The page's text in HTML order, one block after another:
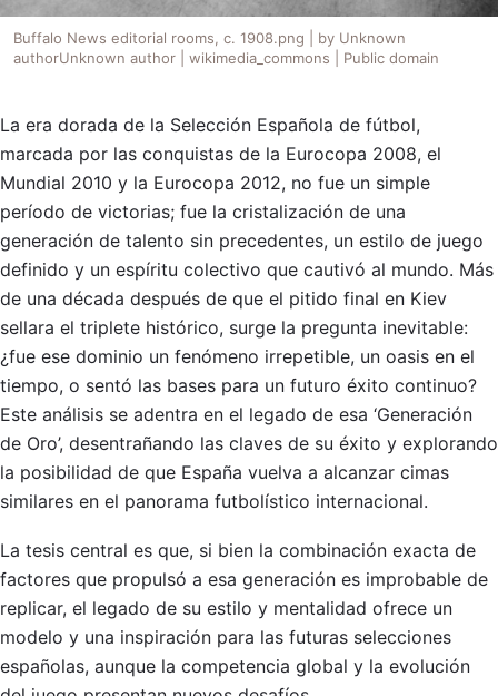
Buffalo News editorial rooms, c. 1908.png | by Unknown
authorUnknown author | wikimedia_commons | Public domain
La era dorada de la Selección Española de fútbol,
marcada por las conquistas de la Eurocopa 2008, el
Mundial 2010 y la Eurocopa 2012, no fue un simple
período de victorias; fue la cristalización de una
generación de talento sin precedentes, un estilo de juego
definido y un espíritu colectivo que cautivó al mundo. Más
de una década después de que el pitido final en Kiev
sellara el triplete histórico, surge la pregunta inevitable:
¿fue ese dominio un fenómeno irrepetible, un oasis en el
tiempo, o sentó las bases para un futuro éxito continuo?
Este análisis se adentra en el legado de esa ‘Generación
de Oro’, desentrañando las claves de su éxito y explorando
la posibilidad de que España vuelva a alcanzar cimas
similares en el panorama futbolístico internacional.
La tesis central es que, si bien la combinación exacta de
factores que propulsó a esa generación es improbable de
replicar, el legado de su estilo y mentalidad ofrece un
modelo y una inspiración para las futuras selecciones
españolas, aunque la competencia global y la evolución